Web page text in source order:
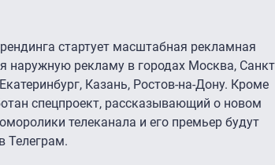
стартует масштабная рекламная
рекламу в городах Москва,
Казань, Ростов-на-Дону. Кроме
спецпроект, рассказывающий о новом
телеканала и его премьер будут
Телеграм.